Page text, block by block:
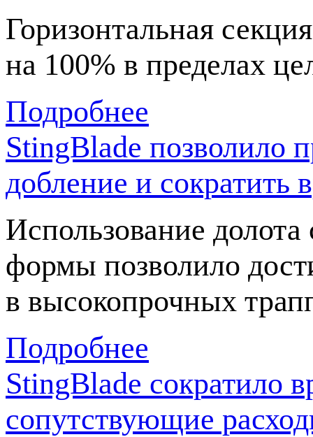
Горизонтальная
на 100% в пределах
Подробнее
StingBlade позволило
добление и сократить
Использование
формы позволило
в высокопрочных
Подробнее
StingBlade сократило
сопутствующие